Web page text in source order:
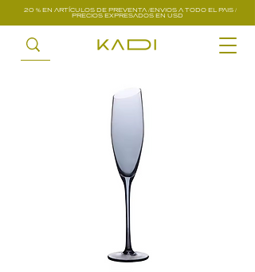
20 % EN ARTÍCULOS DE PREVENTA /ENVIOS A TODO EL PAIS /
PRECIOS EXPRESADOS EN USD